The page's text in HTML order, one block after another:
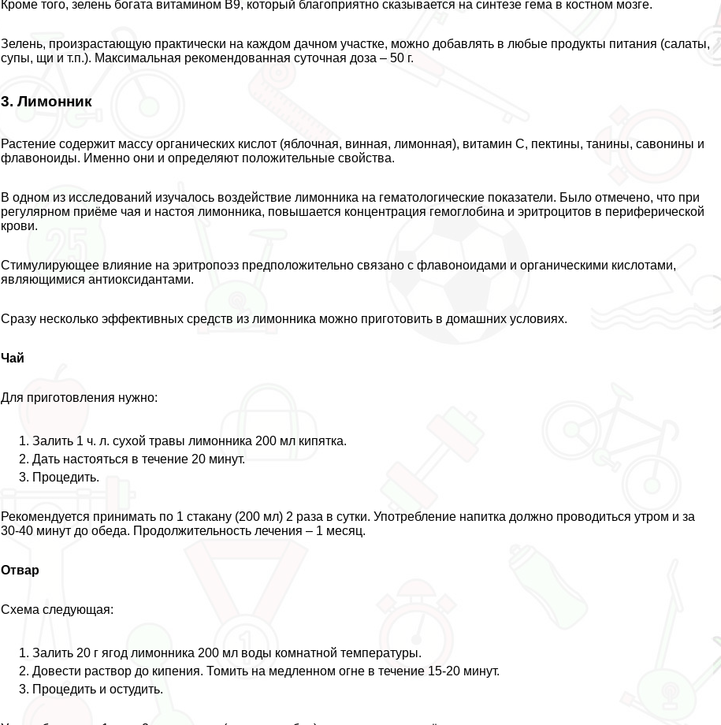
Кроме того, зелень богата витамином В9, который благоприятно сказывается на синтезе гема в костном мозге.
Зелень, произрастающую пpaктически на каждом дачном участке, можно добавлять в любые продукты питания (салаты,
супы, щи и т.п.). Максимальная рекомендованная суточная доза – 50 г.
3. Лимонник
Растение содержит массу органических кислот (яблочная, винная, лимонная), витамин С, пектины, танины, савонины и
флавоноиды. Именно они и определяют положительные свойства.
В одном из исследований изучалось воздействие лимонника на гематологические показатели. Было отмечено, что при
регулярном приёме чая и настоя лимонника, повышается концентрация гемоглобина и эритроцитов в периферической
крови.
Стимулирующее влияние на эритропоэз предположительно связано с флавоноидами и органическими кислотами,
являющимися антиоксидантами.
Сразу несколько эффективных средств из лимонника можно приготовить в домашних условиях.
Чай
Для приготовления нужно:
Залить 1 ч. л. сухой травы лимонника 200 мл кипятка.
Дать настояться в течение 20 минут.
Процедить.
Рекомендуется принимать по 1 стакану (200 мл) 2 раза в сутки. Употрeбление напитка должно проводиться утром и за
30-40 минут до обеда. Продолжительность лечения – 1 месяц.
Отвар
Схема следующая:
Залить 20 г ягод лимонника 200 мл воды комнатной температуры.
Довести раствор до кипения. Томить на медленном огне в течение 15-20 минут.
Процедить и остудить.